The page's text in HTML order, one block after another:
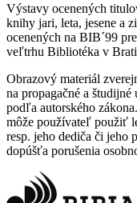
Výstavy ocenených
knihy jari, leta, jesene a
ocenených na BIB´99
veľtrhu Bibliotéka v
Obrazový materiál
na propagačné a
podľa autorského
môže používateľ použiť
resp. jeho dediča či jeho
dopúšťa porušenia